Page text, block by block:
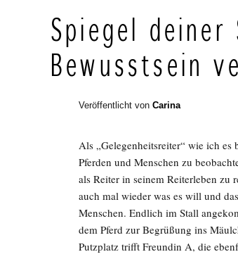
Spiegel deiner
Bewusstsein
Veröffentlicht von Carina
Als „Gelegenheitsreiter“ wie ich
Pferden und Menschen zu
als Reiter in seinem Reiterleben zu
auch mal wieder was es will und
Menschen. Endlich im Stall
dem Pferd zur Begrüßung ins
Putzplatz trifft Freundin A, die